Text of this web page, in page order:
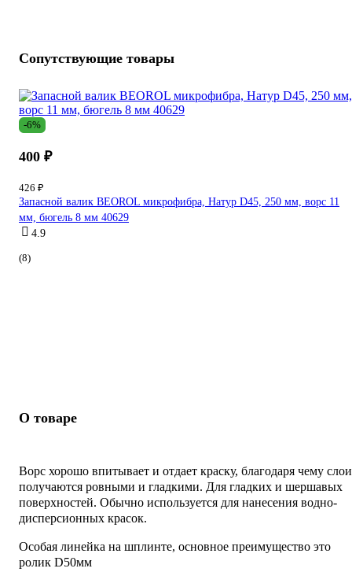
Сопутствующие товары
-6%
400 ₽
426 ₽
Запасной валик BEOROL микрофибра, Натур D45, 250 мм, ворс 11
мм, бюгель 8 мм 40629
4.9
(8)
О товаре
Ворс хорошо впитывает и отдает краску, благодаря чему слои
получаются ровными и гладкими. Для гладких и шершавых
поверхностей. Обычно используется для нанесения водно-
дисперсионных красок.
Особая линейка на шплинте, основное преимущество это
ролик D50мм